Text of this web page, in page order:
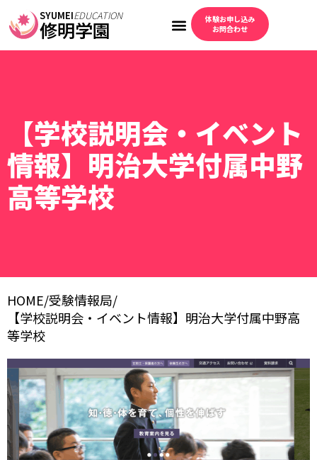
SYUMEIEDUCATION
修明学園
体験お申し込み
お問合わせ
【学校説明会・イベント
情報】明治大学付属中野
高等学校
HOME/受験情報局/
【学校説明会・イベント情報】明治大学付属中野高
等学校